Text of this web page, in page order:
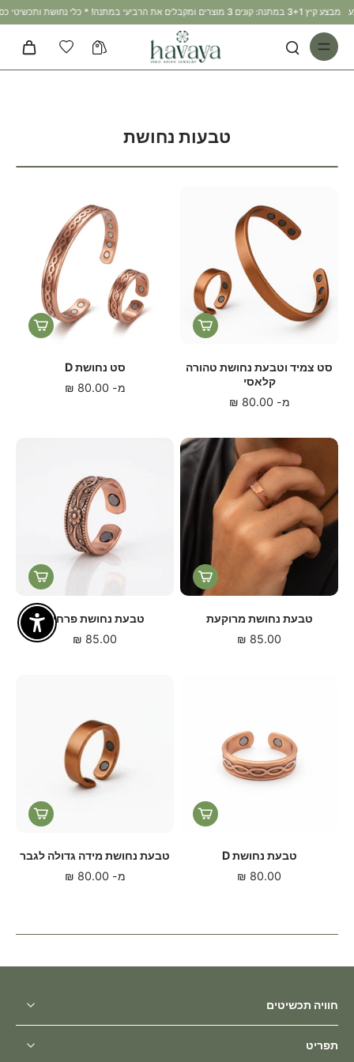
מבצע קיץ 3+1 במתנה: קונים 3 מוצרים ומקבלים את הרביעי במתנה! * כלי נחושת ותכשיטי כסף 925 אינם משתתפים במבצע
טבעות נחושת
סט צמיד וטבעת נחושת טהורה
קלאסי
מ- 80.00 ₪
סט נחושת D
מ- 80.00 ₪
טבעת נחושת מרוקעת
85.00 ₪
טבעת נחושת פרחים
85.00 ₪
טבעת נחושת D
80.00 ₪
טבעת נחושת מידה גדולה לגבר
מ- 80.00 ₪
חוויה תכשיטים
תפריט
Enable Accessibility